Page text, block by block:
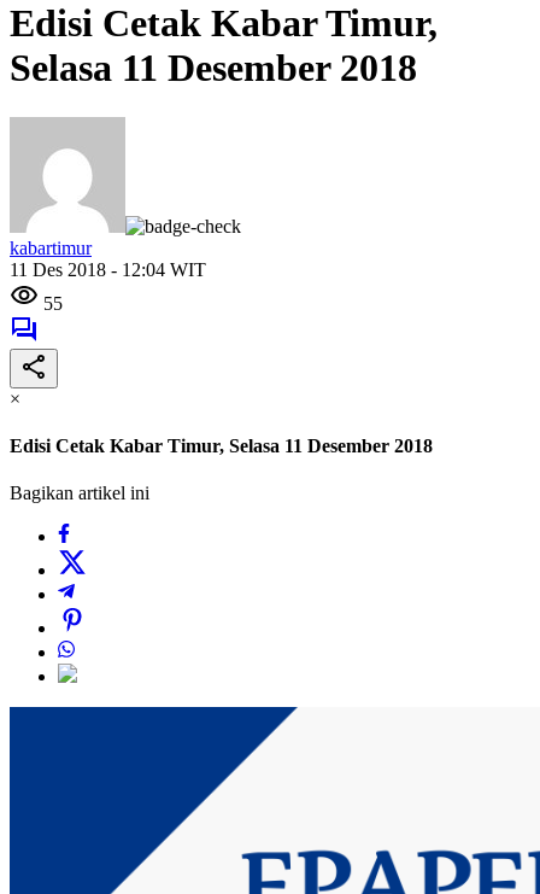
Edisi Cetak Kabar Timur,
Selasa 11 Desember 2018
kabartimur
11 Des 2018 - 12:04 WIT
55
×
Edisi Cetak Kabar Timur, Selasa 11 Desember 2018
Bagikan artikel ini